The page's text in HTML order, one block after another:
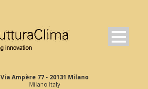
Via Ampère 77 - 20131 Milano
Milano Italy